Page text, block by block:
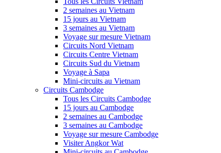
2 semaines au Vietnam
15 jours au Vietnam
3 semaines au Vietnam
Voyage sur mesure Vietnam
Circuits Nord Vietnam
Circuits Centre Vietnam
Circuits Sud du Vietnam
Voyage à Sapa
Mini-circuits au Vietnam
Circuits Cambodge
Tous les Circuits Cambodge
15 jours au Cambodge
2 semaines au Cambodge
3 semaines au Cambodge
Voyage sur mesure Cambodge
Visiter Angkor Wat